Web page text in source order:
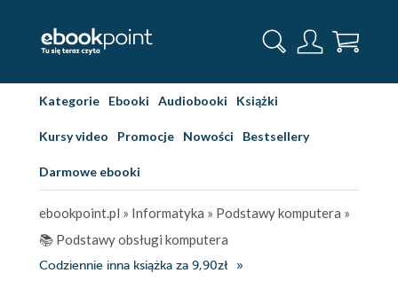
Kategorie Ebooki Audiobooki Książki
Kursy video Promocje Nowości Bestsellery
Darmowe ebooki
ebookpoint.pl » Informatyka » Podstawy komputera »
📚 Podstawy obsługi komputera
Codziennie inna książka za 9,90zł